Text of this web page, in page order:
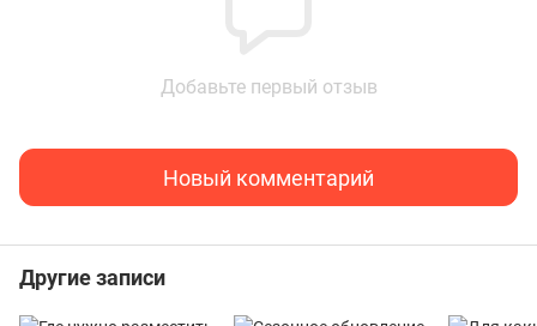
Добавьте первый отзыв
Новый комментарий
Другие записи